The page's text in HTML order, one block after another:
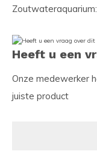
Heeft u een
Onze medewerker
juiste product